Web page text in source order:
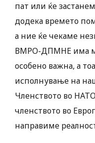
пат или ќе
додека времето
а ние ќе чекаме
ВМРО-ДПМНЕ има
особено важна, а
исполнување на
Членството во
членството во
направиме